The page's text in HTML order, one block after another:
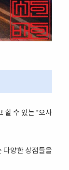
할 수 있는 "오사
다양한 상점들을